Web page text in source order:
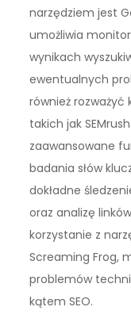
narzędziem jest
umożliwia
wynikach
ewentualnych
również rozważyć
takich jak
zaawansowane
badania słów
dokładne
oraz analizę
korzystanie z
Screaming Frog,
problemów
kątem SEO.